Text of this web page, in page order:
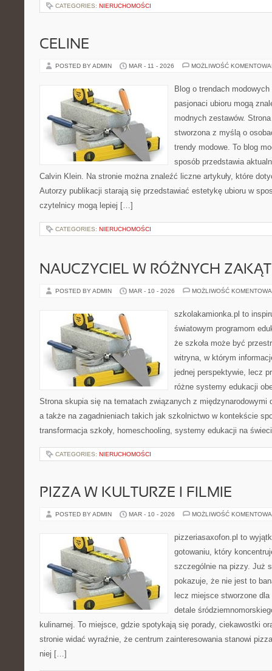
CATEGORIES: NIERUCHOMOŚCI
CELINE
POSTED BY ADMIN MAR - 11 - 2026 MOŻLIWOŚĆ
Blog o trendach
pasjonaci ubioru mogą
modnych zestawów.
stworzona z myślą o
trendy modowe. To blog
sposób przedstawia
Calvin Klein. Na stronie można znaleźć liczne artykuły, które
Autorzy publikacji starają się przedstawiać estetykę ubioru w
czytelnicy mogą lepiej […]
CATEGORIES: NIERUCHOMOŚCI
NAUCZYCIEL W RÓŻNYCH
POSTED BY ADMIN MAR - 10 - 2026 MOŻLIWOŚĆ
szkolakamionka.pl to
światowym programom
że szkoła może być
witryna, w którym
jednej perspektywie, lecz
różne systemy edukacji
Strona skupia się na tematach związanych z międzynarodowymi
a także na zagadnieniach takich jak szkolnictwo w kontekście
transformacja szkoły, homeschooling, systemy edukacji na
CATEGORIES: NIERUCHOMOŚCI
PIZZA W KULTURZE I FILMIE
POSTED BY ADMIN MAR - 10 - 2026 MOŻLIWOŚĆ
pizzeriasaxofon.pl to
gotowaniu, który
szczególnie na pizzy. Już
pokazuje, że nie jest to
lecz miejsce stworzone
detale
kulinarnej. To miejsce, gdzie spotykają się porady, ciekawostki
stronie widać wyraźnie, że centrum zainteresowania stanowi
niej […]